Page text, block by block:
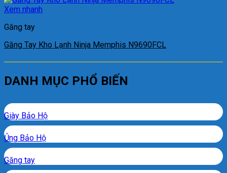
Xem nhanh
Găng tay
Găng Tay Kho Lạnh Ninja Memphis N9690FCL
DANH MỤC PHỔ BIẾN
Giày Bảo Hộ
Ủng Bảo Hộ
Găng tay